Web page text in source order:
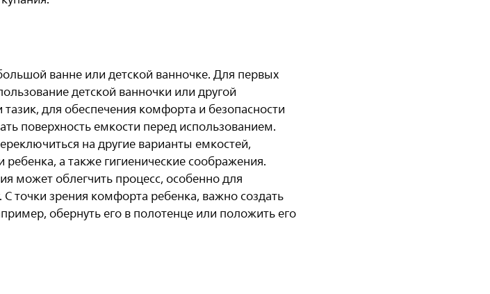
ванне или детской ванночке. Для первых
детской ванночки или другой
для обеспечения комфорта и безопасности
поверхность емкости перед использованием.
на другие варианты емкостей,
а также гигиенические соображения.
может облегчить процесс, особенно для
точки зрения комфорта ребенка, важно создать
обернуть его в полотенце или положить его